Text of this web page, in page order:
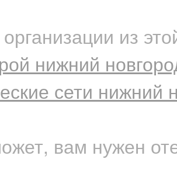
из
нижний
сети нижний
вам нужен